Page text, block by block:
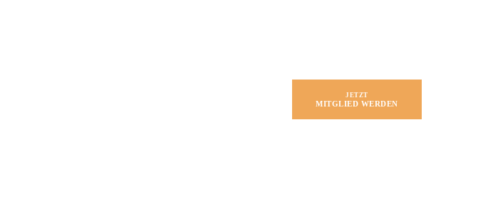
JETZT
MITGLIED WERDEN